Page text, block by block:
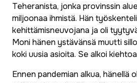
Teheranista, jonka provinssin
miljoonaa ihmistä. Hän
kehittämisneuvojana ja oli
Moni hänen ystävänsä muutti
koki uusia asioita. Se alkoi
Ennen pandemian alkua, hänellä